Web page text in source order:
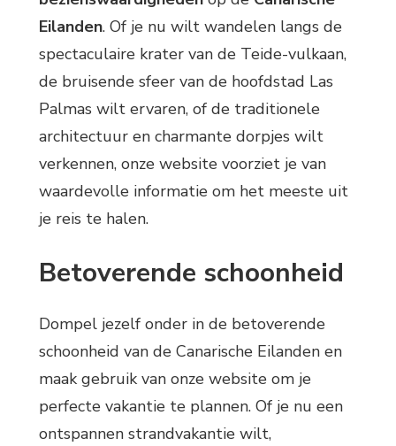
Eilanden. Of je nu wilt wandelen langs de
spectaculaire krater van de Teide-vulkaan,
de bruisende sfeer van de hoofdstad Las
Palmas wilt ervaren, of de traditionele
architectuur en charmante dorpjes wilt
verkennen, onze website voorziet je van
waardevolle informatie om het meeste uit
je reis te halen.
Betoverende schoonheid
Dompel jezelf onder in de betoverende
schoonheid van de Canarische Eilanden en
maak gebruik van onze website om je
perfecte vakantie te plannen. Of je nu een
ontspannen strandvakantie wilt,